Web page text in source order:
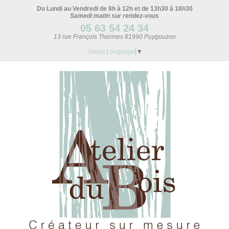
Du Lundi au Vendredi de 8h à 12h et de 13h30 à 18h30
Samedi matin sur rendez-vous
05 63 54 24 34
13 rue François Thermes 81990 Puygouzon
Select Language ▼